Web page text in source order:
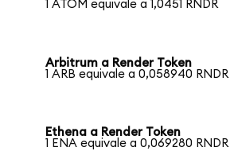
1 ATOM equivale a 1,0451 RNDR
Arbitrum a Render Token
1 ARB equivale a 0,058940 RNDR
Ethena a Render Token
1 ENA equivale a 0,069280 RNDR